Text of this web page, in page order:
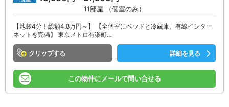
11部屋 （個室のみ）
【池袋4分！総額4.8万円～】 【全個室にベッドと冷蔵庫、有線インター
ネットを完備】 東京メトロ有楽町…
クリップ 詳細を見る
この物件にメールで問い合せる